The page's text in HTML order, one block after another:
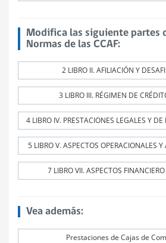
Modifica las siguiente partes
Normas de las CCAF:
2 LIBRO II. AFILIACIÓN Y
3 LIBRO III. RÉGIMEN DE
4 LIBRO IV. PRESTACIONES LEGALES Y
5 LIBRO V. ASPECTOS OPERACIONALES
7 LIBRO VII. ASPECTOS
Vea además:
Prestaciones de Cajas de